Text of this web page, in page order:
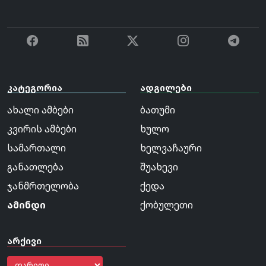
კატეგორია
ახალი ამბები
კვირის ამბები
სამართალი
განათლება
ჯანმრთელობა
ამინდი
არქივი
ადგილები
ბათუმი
ხულო
ხელვაჩაური
შუახევი
ქედა
ქობულეთი